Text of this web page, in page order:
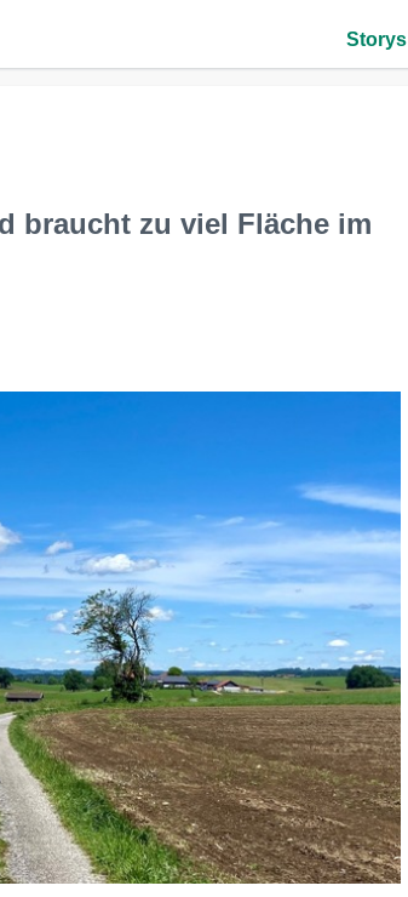
Storys
braucht zu viel Fläche im